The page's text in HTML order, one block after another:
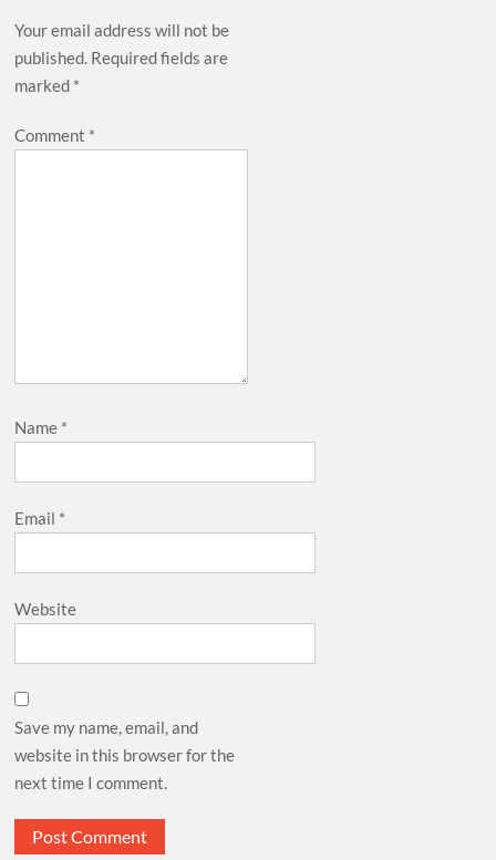
Your email address will not be
published. Required fields are
marked *
Comment *
Name *
Email *
Website
Save my name, email, and
website in this browser for the
next time I comment.